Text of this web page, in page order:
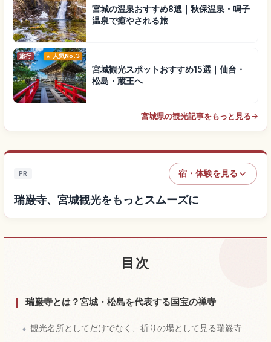
宮城の温泉おすすめ8選｜秋保温泉・鳴子
温泉で癒やされる旅
旅行 人気No.3
宮城観光スポットおすすめ15選｜仙台・
松島・蔵王へ
宮城県の観光記事をもっと見る→
PR 宿・体験を見る
瑞巌寺、宮城観光をもっとスムーズに
瑞巌寺、宮城付近の宿を探す
瑞巌寺、宮城の体験を探す↗
目次
瑞巌寺とは？宮城・松島を代表する国宝の禅寺
観光名所としてだけでなく、祈りの場として見る瑞巌寺